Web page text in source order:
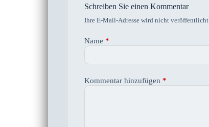
Schreiben Sie einen Kommentar
Ihre E-Mail-Adresse wird nicht veröffentlicht.
Name *
Kommentar hinzufügen *